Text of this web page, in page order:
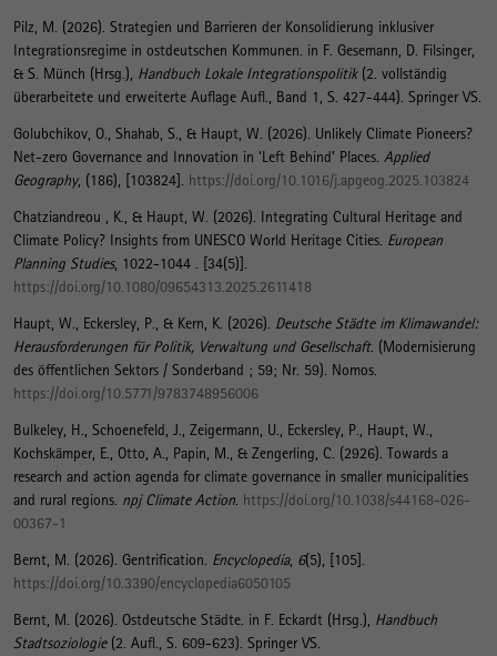
Pilz, M. (2026). Strategien und Barrieren der Konsolidierung inklusiver
Integrationsregime in ostdeutschen Kommunen . in F. Gesemann, D. Filsinger,
& S. Münch (Hrsg.), Handbuch Lokale Integrationspolitik (2. vollständig
überarbeitete und erweiterte Auflage Aufl., Band 1, S. 427-444). Springer VS.
Golubchikov, O., Shahab, S. , & Haupt, W. (2026). Unlikely Climate Pioneers?
Net-zero Governance and Innovation in ‘Left Behind’ Places Applied
Geography, (186), [103824]. https://doi.org/10.1016/j.apgeog.2025.103824
Chatziandreou , K. , & Haupt, W. (2026). Integrating Cultural Heritage and
Climate Policy? Insights from UNESCO World Heritage Cities European
Planning Studies, 1022-1044 . [34(5)].
https://doi.org/10.1080/09654313.2025.2611418
Haupt, W. , Eckersley, P. , & Kern, K. (2026). Deutsche Städte im Klimawandel:
Herausforderungen für Politik, Verwaltung und Gesellschaft. (Modernisierung
des öffentlichen Sektors / Sonderband ; 59; Nr. 59). Nomos.
https://doi.org/10.5771/9783748956006
Bulkeley, H., Schoenefeld, J., Zeigermann, U., Eckersley, P. , Haupt, W.
Kochskämper, E.
, Otto, A., Papin, M., & Zengerling, C. (2926). Towards a
research and action agenda for climate governance in smaller municipalities
and rural regions npj Climate Action https://doi.org/10.1038/s44168-026-
00367-1
Bernt, M. (2026). Gentrification Encyclopedia, 6(5), [105].
https://doi.org/10.3390/encyclopedia6050105
Bernt, M. (2026). Ostdeutsche Städte . in F. Eckardt (Hrsg.), Handbuch
Stadtsoziologie (2. Aufl., S. 609-623). Springer VS.